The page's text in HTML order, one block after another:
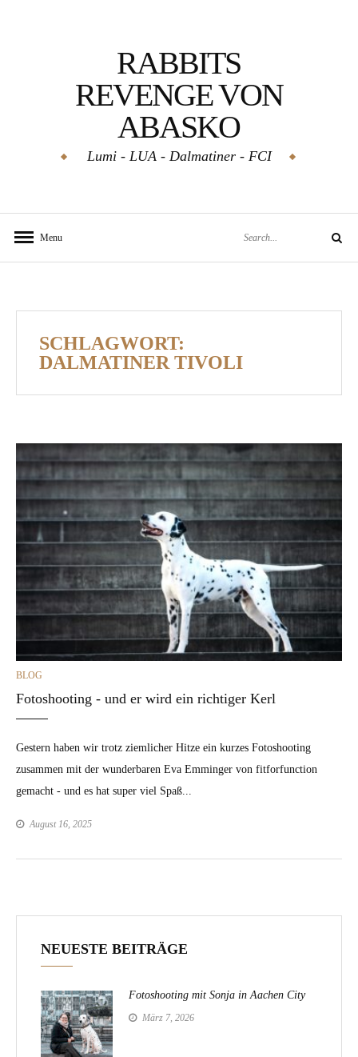
RABBITS
REVENGE VON
ABASKO
Lumi - LUA - Dalmatiner - FCI
Menu Search
SCHLAGWORT:
DALMATINER TIVOLI
CATEGORIES
BLOG
Fotoshooting - und er wird ein richtiger Kerl
Gestern haben wir trotz ziemlicher Hitze ein kurzes Fotoshooting
zusammen mit der wunderbaren Eva Emminger von fitforfunction
gemacht - und es hat super viel Spaß...
August 16, 2025
NEUESTE BEITRÄGE
Fotoshooting mit Sonja in Aachen City
März 7, 2026